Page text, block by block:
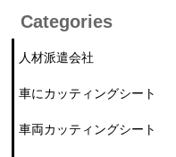
Categories
人材派遣会社
車にカッティングシート
車両カッティングシート